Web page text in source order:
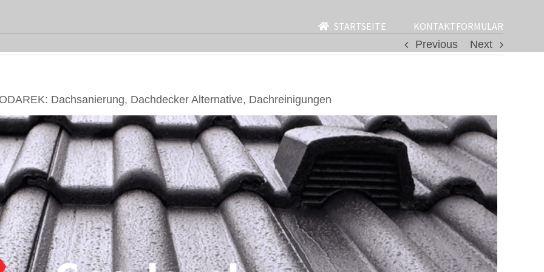
STARTSEITE
KONTAKTFORMULAR
Previous
Next
Dachsanierung, Dachdecker Alternative, Dachreinigungen